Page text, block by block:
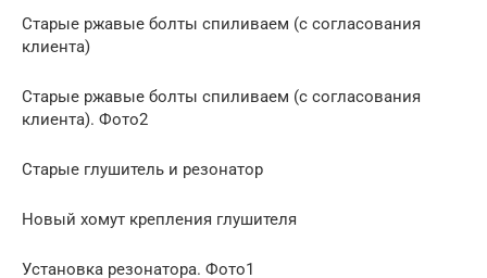
Старые ржавые болты спиливаем (с согласования
клиента)
Старые ржавые болты спиливаем (с согласования
клиента). Фото2
Старые глушитель и резонатор
Новый хомут крепления глушителя
Установка резонатора. Фото1